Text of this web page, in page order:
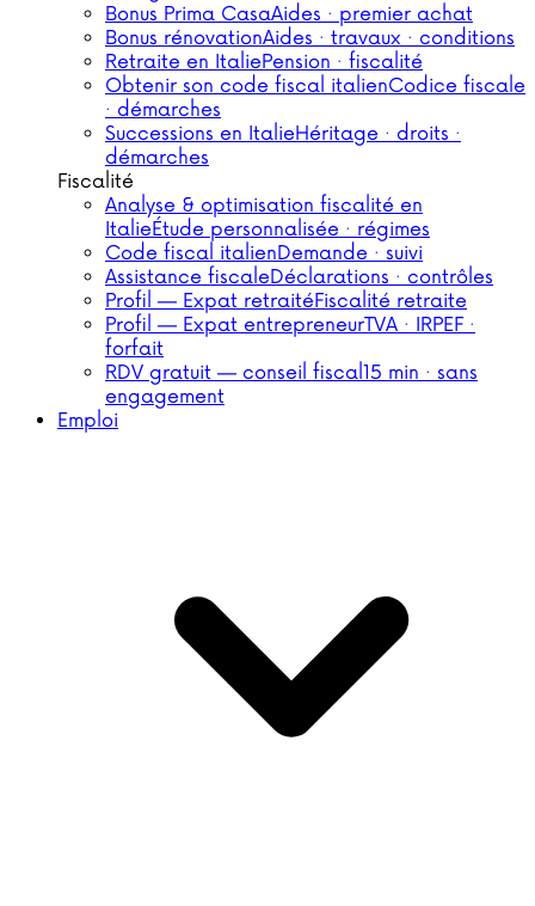
Bonus Prima CasaAides · premier achat
Bonus rénovationAides · travaux · conditions
Retraite en ItaliePension · fiscalité
Obtenir son code fiscal italienCodice fiscale
· démarches
Successions en ItalieHéritage · droits ·
démarches
Fiscalité
Analyse & optimisation fiscalité en
ItalieÉtude personnalisée · régimes
Code fiscal italienDemande · suivi
Assistance fiscaleDéclarations · contrôles
Profil — Expat retraitéFiscalité retraite
Profil — Expat entrepreneurTVA · IRPEF ·
forfait
RDV gratuit — conseil fiscal15 min · sans
engagement
Emploi